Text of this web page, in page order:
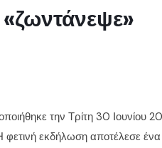
την Τρίτη 30 Ιουνίου
φετινή εκδήλωση αποτέλεσε ένα